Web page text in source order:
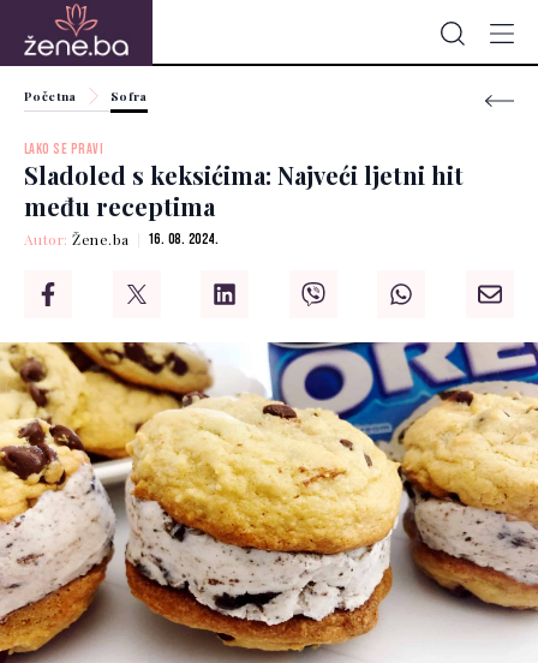
Početna Sofra
LAKO SE PRAVI
Sladoled s keksićima: Najveći ljetni hit
među receptima
Autor:Žene.ba 16. 08. 2024.